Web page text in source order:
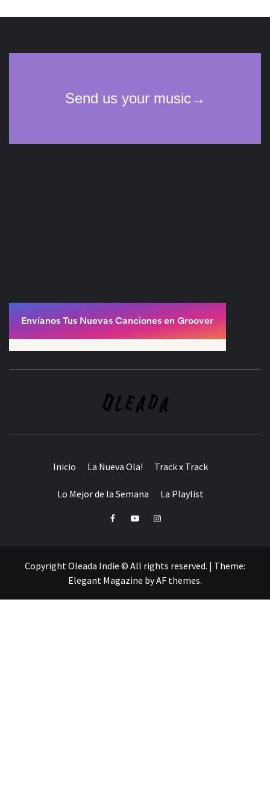
Inicio La Nueva Ola! Track x Track
Lo Mejor de la Semana La Playlist
FacebookYoutubeInstagram
Copyright Oleada Indie © All rights reserved. | Theme:
Elegant Magazine byAF themes.